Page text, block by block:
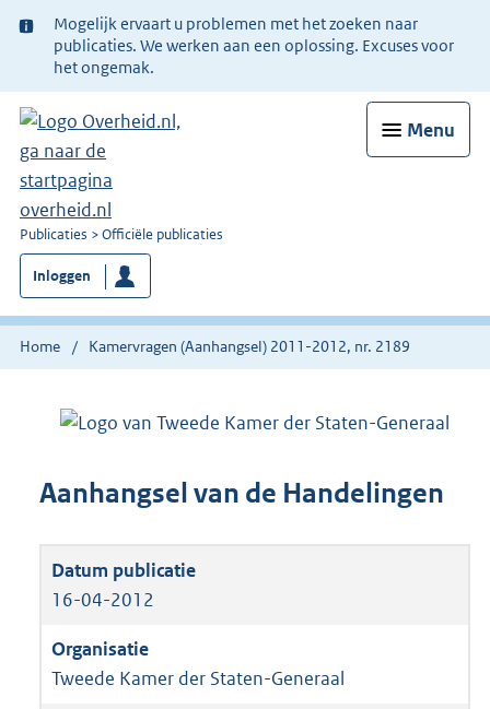
Ter
informatie:
Mogelijk ervaart u problemen met het zoeken naar
publicaties. We werken aan een oplossing. Excuses voor
het ongemak.
Menu
U
bent
nu
hier:
Publicaties Officiële publicaties
Inloggen
Home Kamervragen (Aanhangsel) 2011-2012, nr. 2189
Aanhangsel van de Handelingen
16-04-2012
Tweede Kamer der Staten-Generaal